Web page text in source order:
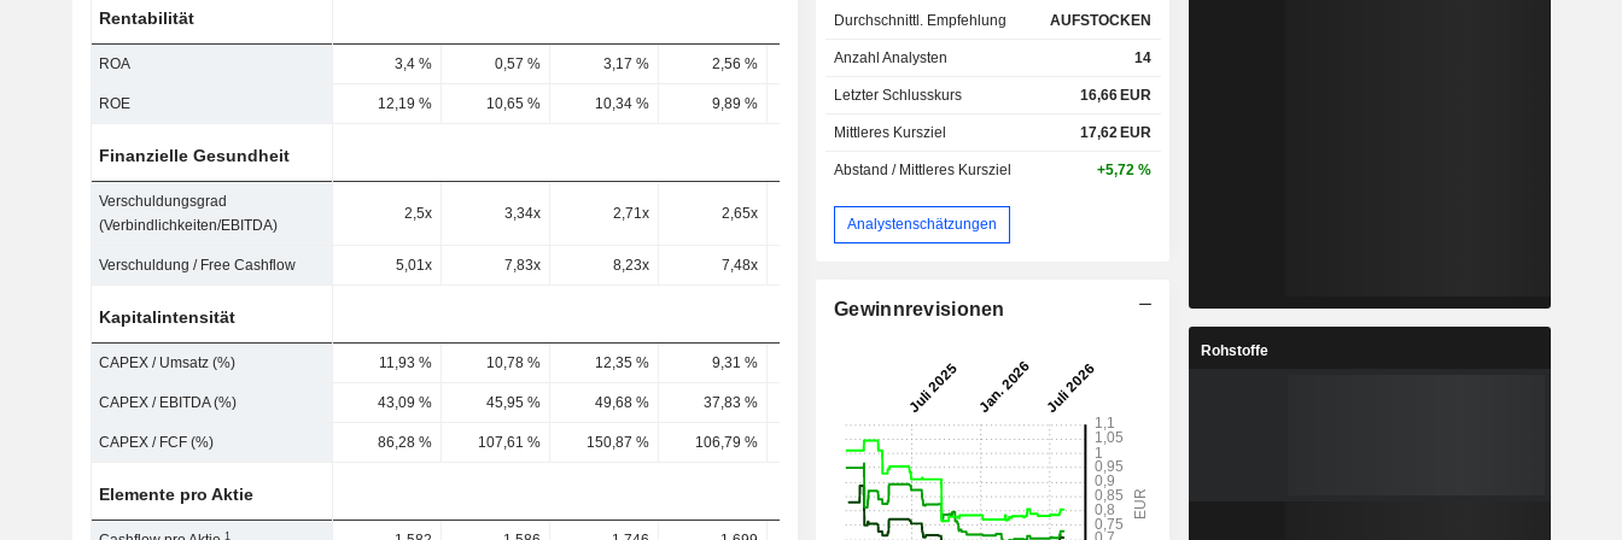
Rentabilität
ROA 3,4 % 0,57 % 3,17 % 2,56 % -1,18 % 3,58 % 3,54 %
ROE 12,19 % 10,65 % 10,34 % 9,89 % 7,98 % 9,62 % 10,89 % 11,28 %
Finanzielle Gesundheit
Verschuldungsgrad
(Verbindlichkeiten/EBITDA)
2,5x 3,34x 2,71x 2,65x
Verschuldung / Free Cashflow 5,01x 7,83x 8,23x 7,48x
Kapitalintensität
CAPEX / Umsatz (%) 11,93 % 10,78 % 12,35 % 9,31 % 7,57 %
CAPEX / EBITDA (%) 43,09 % 45,95 % 49,68 % 37,83 % 31,03 % 30,13 %
CAPEX / FCF (%) 86,28 % 107,61 % 150,87 % 106,79 % 149,37 % 106,9 % 79,83 %
Elemente pro Aktie
1
Durchschnittl. Empfehlung AUFSTOCKEN
Anzahl Analysten 14
Letzter Schlusskurs 16,66 EUR
Mittleres Kursziel 17,62 EUR
Abstand / Mittleres Kursziel +5,72 %
Analystenschätzungen
Gewinnrevisionen
Rohstoffe